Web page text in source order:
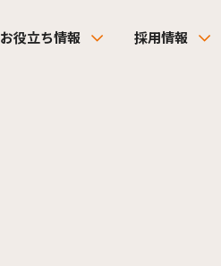
お役立ち情報 採用情報